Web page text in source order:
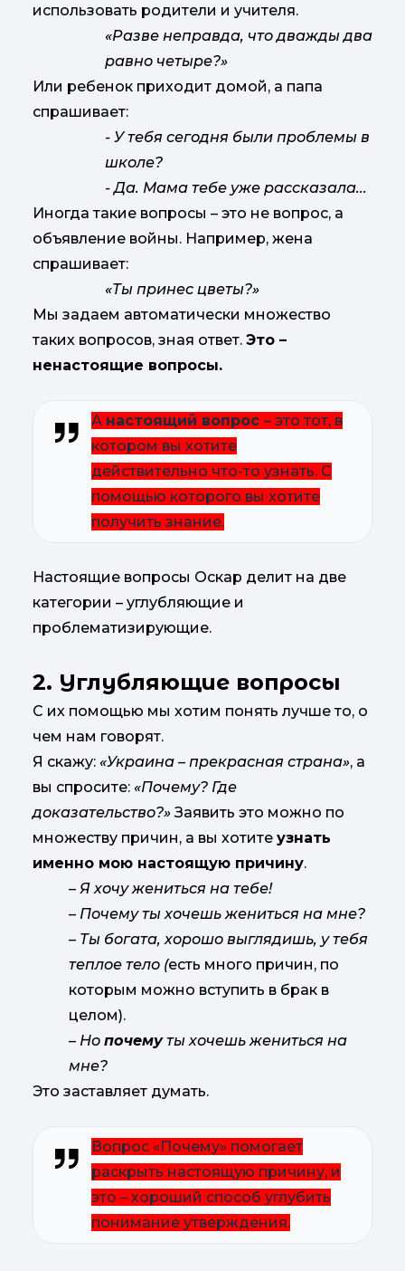
использовать родители и учителя.
«Разве неправда, что дважды два
равно четыре?»
Или ребенок приходит домой, а папа
спрашивает:
- У тебя сегодня были проблемы в
школе?
- Да. Мама тебе уже рассказала...
Иногда такие вопросы – это не вопрос, а
объявление войны. Например, жена
спрашивает:
«Ты принес цветы?»
Мы задаем автоматически множество
таких вопросов, зная ответ. Это –
ненастоящие вопросы.
А настоящий вопрос – это тот, в
котором вы хотите
действительно что-то узнать. С
помощью которого вы хотите
получить знание.
Настоящие вопросы Оскар делит на две
категории – углубляющие и
проблематизирующие.
2. Углубляющие вопросы
С их помощью мы хотим понять лучше то, о
чем нам говорят.
Я скажу: «Украина – прекрасная страна», а
вы спросите: «Почему? Где
доказательство?»Заявить это можно по
множеству причин, а вы хотите узнать
именно мою настоящую причину.
– Я хочу жениться на тебе!
– Почему ты хочешь жениться на мне?
– Ты богата, хорошо выглядишь, у тебя
теплое тело (есть много причин, по
которым можно вступить в брак в
целом).
– Но почемуты хочешь жениться на
мне?
Это заставляет думать.
Вопрос «Почему» помогает
раскрыть настоящую причину, и
это – хороший способ углубить
понимание утверждения.